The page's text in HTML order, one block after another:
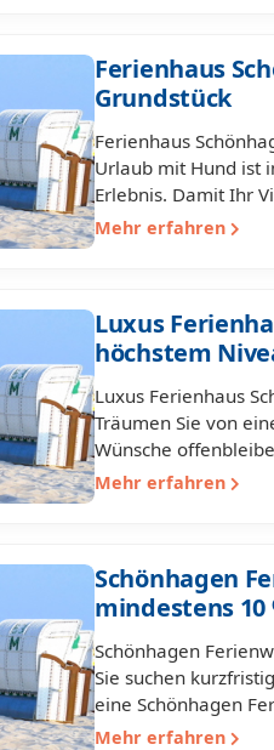
Ferienhaus
Grundstück
Ferienhaus
Urlaub mit Hund ist
Erlebnis. Damit Ihr
Mehr erfahren
Luxus
höchstem
Luxus Ferienhaus
Träumen Sie von
Wünsche
Mehr erfahren
Schönhagen
mindestens
Schönhagen
Sie suchen
eine Schönhagen
Mehr erfahren